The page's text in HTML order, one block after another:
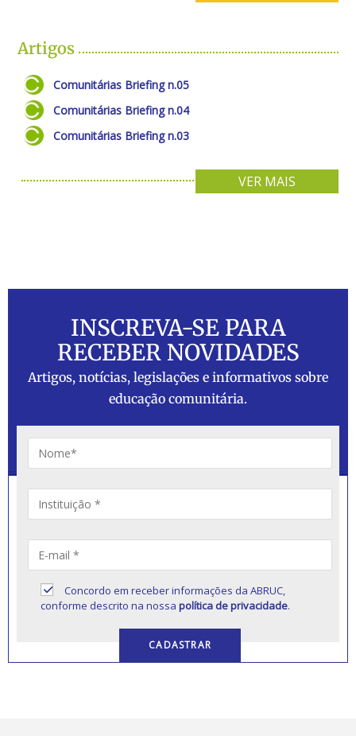
Artigos
Comunitárias Briefing n.05
Comunitárias Briefing n.04
Comunitárias Briefing n.03
VER MAIS
INSCREVA-SE PARA
RECEBER NOVIDADES
Artigos, notícias, legislações e informativos sobre
educação comunitária.
Concordo em receber informações da ABRUC,
conforme descrito na nossapolítica de privacidade.